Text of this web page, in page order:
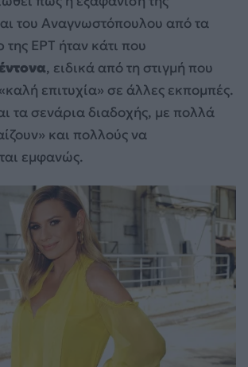
του Αναγνωστόπουλου από τα
της ΕΡΤ ήταν κάτι που
, ειδικά από τη στιγμή που
επιτυχία» σε άλλες εκπομπές.
τα σενάρια διαδοχής, με πολλά
και πολλούς να
εμφανώς.